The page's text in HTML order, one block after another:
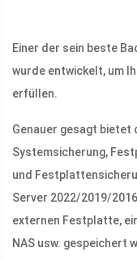
Einer der sein beste
wurde entwickelt, um
erfüllen.
Genauer gesagt bietet
Systemsicherung,
und
Server 2022/2019/
externen Festplatte,
NAS usw. gespeichert